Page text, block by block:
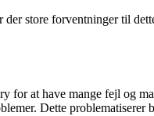
store forventninger til
for at have mange fejl og
Dette problematiserer